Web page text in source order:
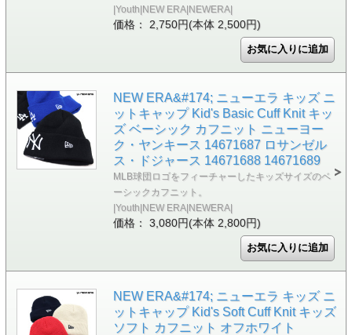
|Youth|NEW ERA|NEWERA|
価格： 2,750円(本体 2,500円)
NEW ERA&#174; ニューエラ キッズ ニ
ットキャップ Kid's Basic Cuff Knit キッ
ズ ベーシック カフニット ニューヨー
ク・ヤンキース 14671687 ロサンゼル
ス・ドジャース 14671688 14671689
MLB球団ロゴをフィーチャーしたキッズサイズのベ
ーシックカフニット。
|Youth|NEW ERA|NEWERA|
価格： 3,080円(本体 2,800円)
NEW ERA&#174; ニューエラ キッズ ニ
ットキャップ Kid's Soft Cuff Knit キッズ
ソフト カフニット オフホワイト